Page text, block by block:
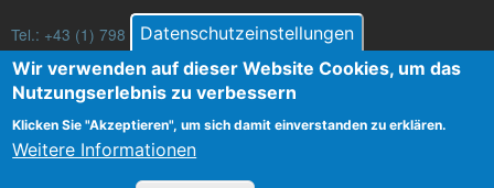
Tel.: +43 (1) 798 82 88-16
E-Mail: verkauf@petzolt.at
Fußzeilenmenü
Datenschutzeinstellungen
Wir verwenden auf dieser Website Cookies, um das
Nutzungserlebnis zu verbessern
Klicken Sie "Akzeptieren", um sich damit einverstanden zu erklären.
Weitere Informationen